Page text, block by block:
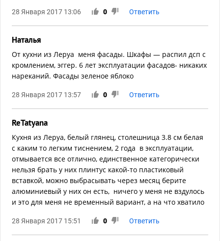
28 Января 2017 13:06 0 Ответить
Наталья
От кухни из Леруа меня фасады. Шкафы — распил дсп с
кромлением, эггер. 6 лет эксплуатации фасадов- никаких
нареканий. Фасады зеленое яблоко
28 Января 2017 13:57 0 Ответить
ReTatyana
Кухня из Леруа, белый глянец, столешница 3.8 см белая
с каким то легким тиснением, 2 года в эксплуатации,
отмывается все отлично, единственное категорически
нельзя брать у них плинтус какой-то пластиковый
вставкой, можно выбрасывать через месяц берите
алюминиевый у них он есть, ничего у меня не вздулось
и это для меня не временный вариант, а на что хватило
28 Января 2017 15:51 0 Ответить